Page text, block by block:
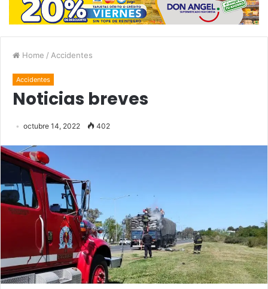
Home / Accidentes
Accidentes
Noticias breves
octubre 14, 2022 402